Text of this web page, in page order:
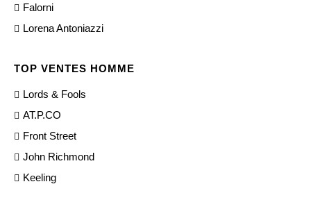
Falorni
Lorena Antoniazzi
TOP VENTES HOMME
Lords & Fools
AT.P.CO
Front Street
John Richmond
Keeling